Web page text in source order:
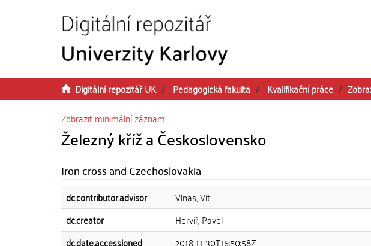
Digitální repozitář UK Pedagogická fakulta Kvalifikační práce
Zobrazit minimální záznam
Železný kříž a Československo
Iron cross and Czechoslovakia
dc.contributor.advisor
Vlnas, Vít
dc.creator
Hervíř, Pavel
dc.date.accessioned
2018-11-30T16:50:58Z